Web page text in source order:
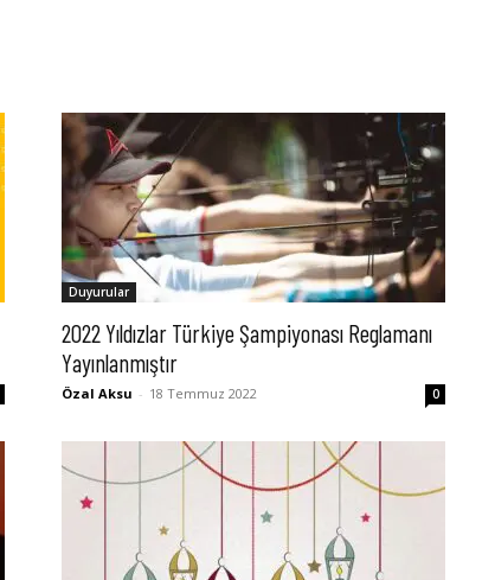
Duyurular
2022 Yıldızlar Türkiye Şampiyonası Reglamanı
Yayınlanmıştır
Özal Aksu - 18 Temmuz 2022 0